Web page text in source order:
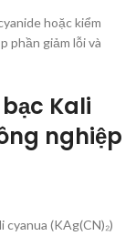
hoặc kiểm
phần giảm lỗi và
Kali
nghiệp
(KAg(CN)₂)